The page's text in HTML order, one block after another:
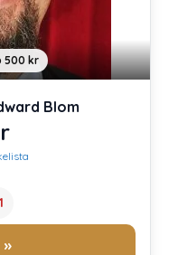
500 kr
Blom